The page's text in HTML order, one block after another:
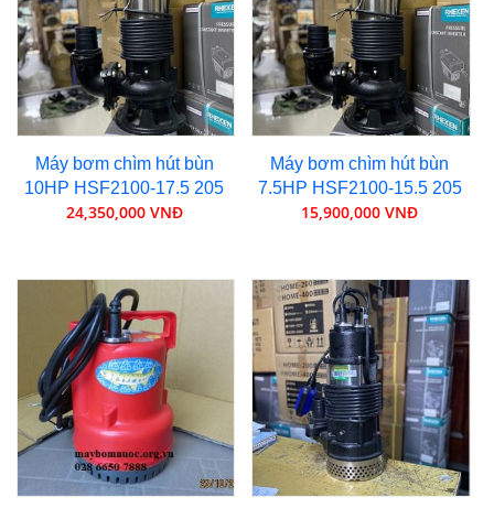
Máy bơm chìm hút bùn
10HP HSF2100-17.5 205
24,350,000 VNĐ
Máy bơm chìm hút bùn
7.5HP HSF2100-15.5 205
15,900,000 VNĐ